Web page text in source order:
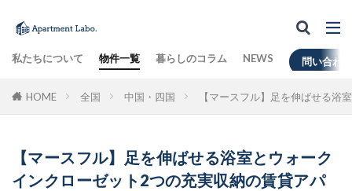
私たちについて 物件一覧 暮らしのコラム NEWS 問い合わせ
HOME 全国 中国・四国 【マースフル】足を伸ばせる
【マースフル】足を伸ばせる浴室とウォーク
インクローゼット2つの充実収納の賃貸アパ